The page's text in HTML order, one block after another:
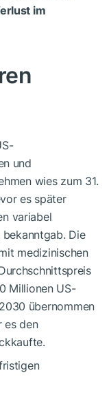
im
und
wies zum 31.
es später
variabel
Die
medizinischen
Millionen US-
übernommen
es den